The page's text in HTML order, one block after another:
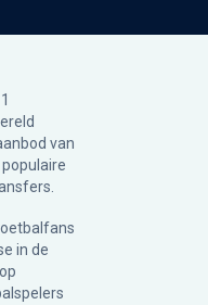
van
in de